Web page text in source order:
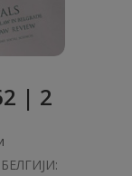
| 2